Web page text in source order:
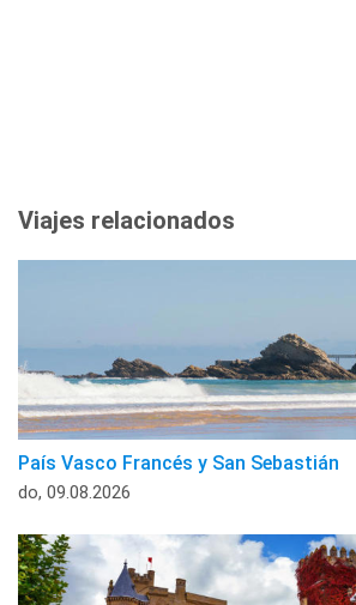
Viajes relacionados
País Vasco Francés y San Sebastián
do, 09.08.2026